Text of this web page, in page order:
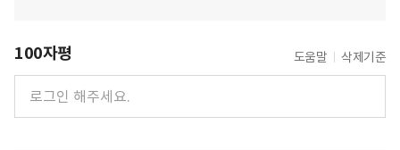
100자평 도움말 삭제기준